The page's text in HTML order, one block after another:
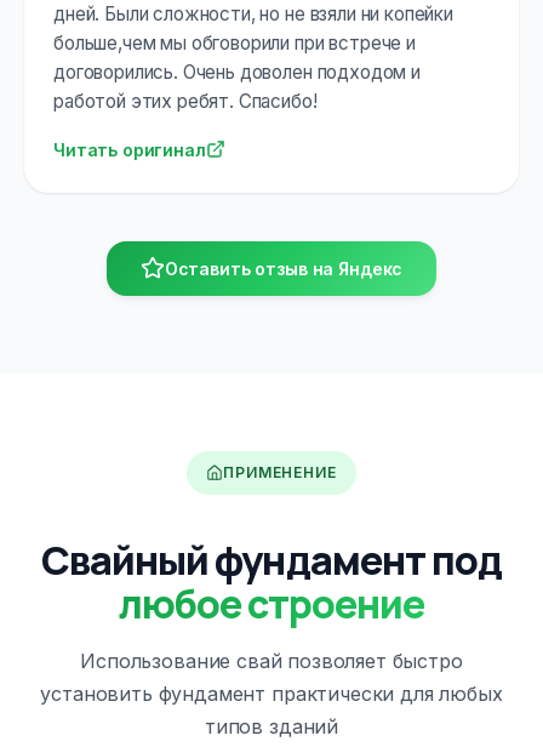
дней. Были сложности, но не взяли ни копейки
больше,чем мы обговорили при встрече и
договорились. Очень доволен подходом и
работой этих ребят. Спасибо!
Читать оригинал
Оставить отзыв на Яндекс
ПРИМЕНЕНИЕ
Свайный фундамент под
любое строение
Использование свай позволяет быстро
установить фундамент практически для любых
типов зданий